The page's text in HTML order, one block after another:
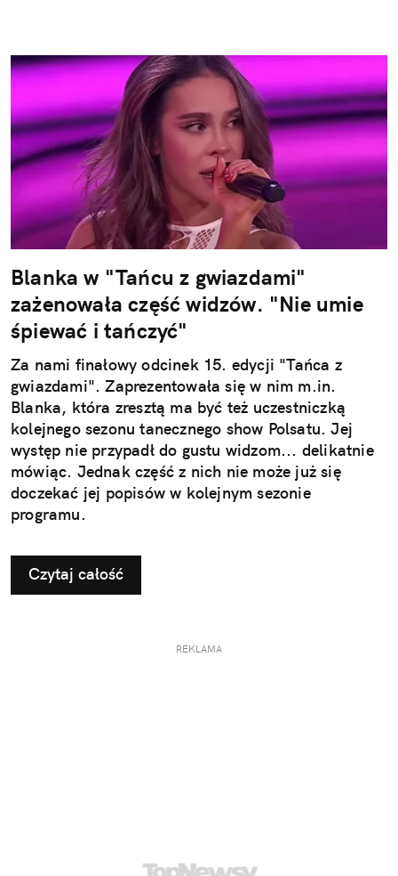
Blanka w "Tańcu z gwiazdami"
zażenowała część widzów. "Nie umie
śpiewać i tańczyć"
Za nami finałowy odcinek 15. edycji "Tańca z
gwiazdami". Zaprezentowała się w nim m.in.
Blanka, która zresztą ma być też uczestniczką
kolejnego sezonu tanecznego show Polsatu. Jej
występ nie przypadł do gustu widzom... delikatnie
mówiąc. Jednak część z nich nie może już się
doczekać jej popisów w kolejnym sezonie
programu.
Czytaj całość
REKLAMA